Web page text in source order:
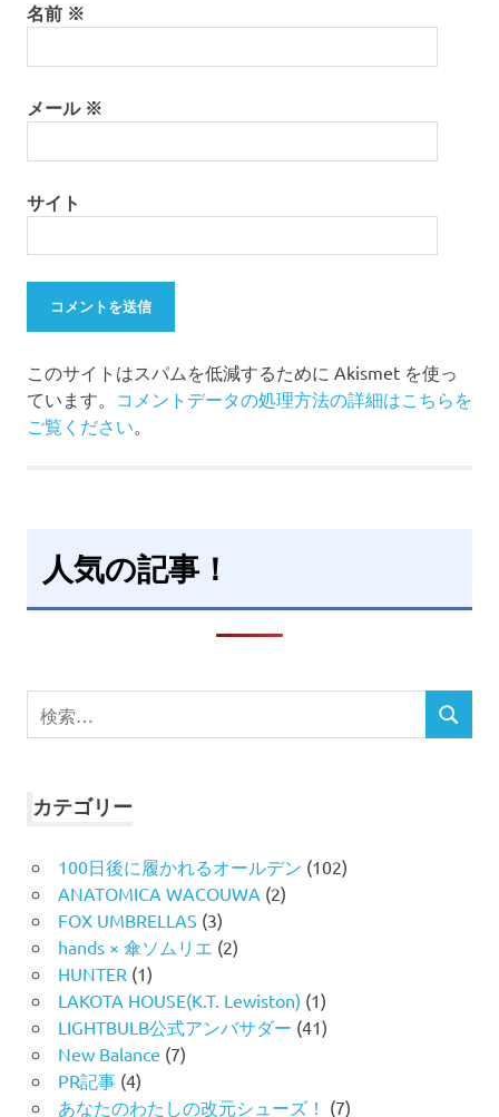
名前 ※
メール ※
サイト
このサイトはスパムを低減するために Akismet を使っ
ています。 コメントデータの処理方法の詳細はこちらを
ご覧ください。
人気の記事！
検
索
検
カテゴリー
100日後に履かれるオールデン (102)
ANATOMICA WACOUWA (2)
FOX UMBRELLAS (3)
hands × 傘ソムリエ (2)
HUNTER (1)
LAKOTA HOUSE(K.T. Lewiston) (1)
LIGHTBULB公式アンバサダー (41)
New Balance (7)
PR記事(4)
あなたのわたしの改元シューズ！ (7)